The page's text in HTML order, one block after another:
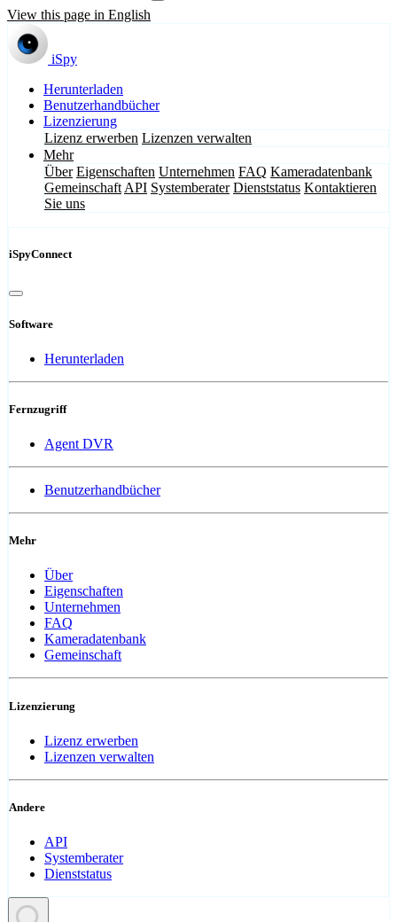
View this page in English
iSpy
Herunterladen
Benutzerhandbücher
Lizenzierung
Lizenz erwerben Lizenzen verwalten
Mehr
Über Eigenschaften Unternehmen FAQ Kameradatenbank
Gemeinschaft API Systemberater Dienststatus Kontaktieren
Sie uns
iSpyConnect
Software
Herunterladen
Fernzugriff
Agent DVR
Benutzerhandbücher
Mehr
Über
Eigenschaften
Unternehmen
FAQ
Kameradatenbank
Gemeinschaft
Lizenzierung
Lizenz erwerben
Lizenzen verwalten
Andere
API
Systemberater
Dienststatus